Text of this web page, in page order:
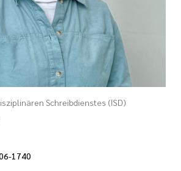
Schreibdienstes (ISD)
1740